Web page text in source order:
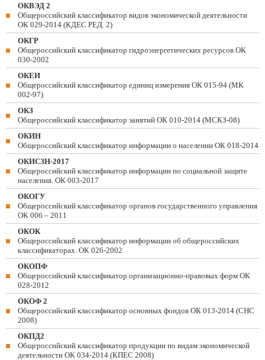
ОКВЭД 2
Общероссийский классификатор видов экономической деятельности
ОК 029-2014 (КДЕС РЕД. 2)
ОКГР
Общероссийский классификатор гидроэнергетических ресурсов ОК
030-2002
ОКЕИ
Общероссийский классификатор единиц измерения ОК 015-94 (МК
002-97)
ОКЗ
Общероссийский классификатор занятий ОК 010-2014 (МСКЗ-08)
ОКИН
Общероссийский классификатор информации о населении ОК 018-2014
ОКИСЗН-2017
Общероссийский классификатор информации по социальной защите
населения. ОК 003-2017
ОКОГУ
Общероссийский классификатор органов государственного управления
ОК 006 – 2011
ОКОК
Общероссийский классификатор информации об общероссийских
классификаторах. ОК 026-2002
ОКОПФ
Общероссийский классификатор организационно-правовых форм ОК
028-2012
ОКОФ 2
Общероссийский классификатор основных фондов ОК 013-2014 (СНС
2008)
ОКПД2
Общероссийский классификатор продукции по видам экономической
деятельности ОК 034-2014 (КПЕС 2008)